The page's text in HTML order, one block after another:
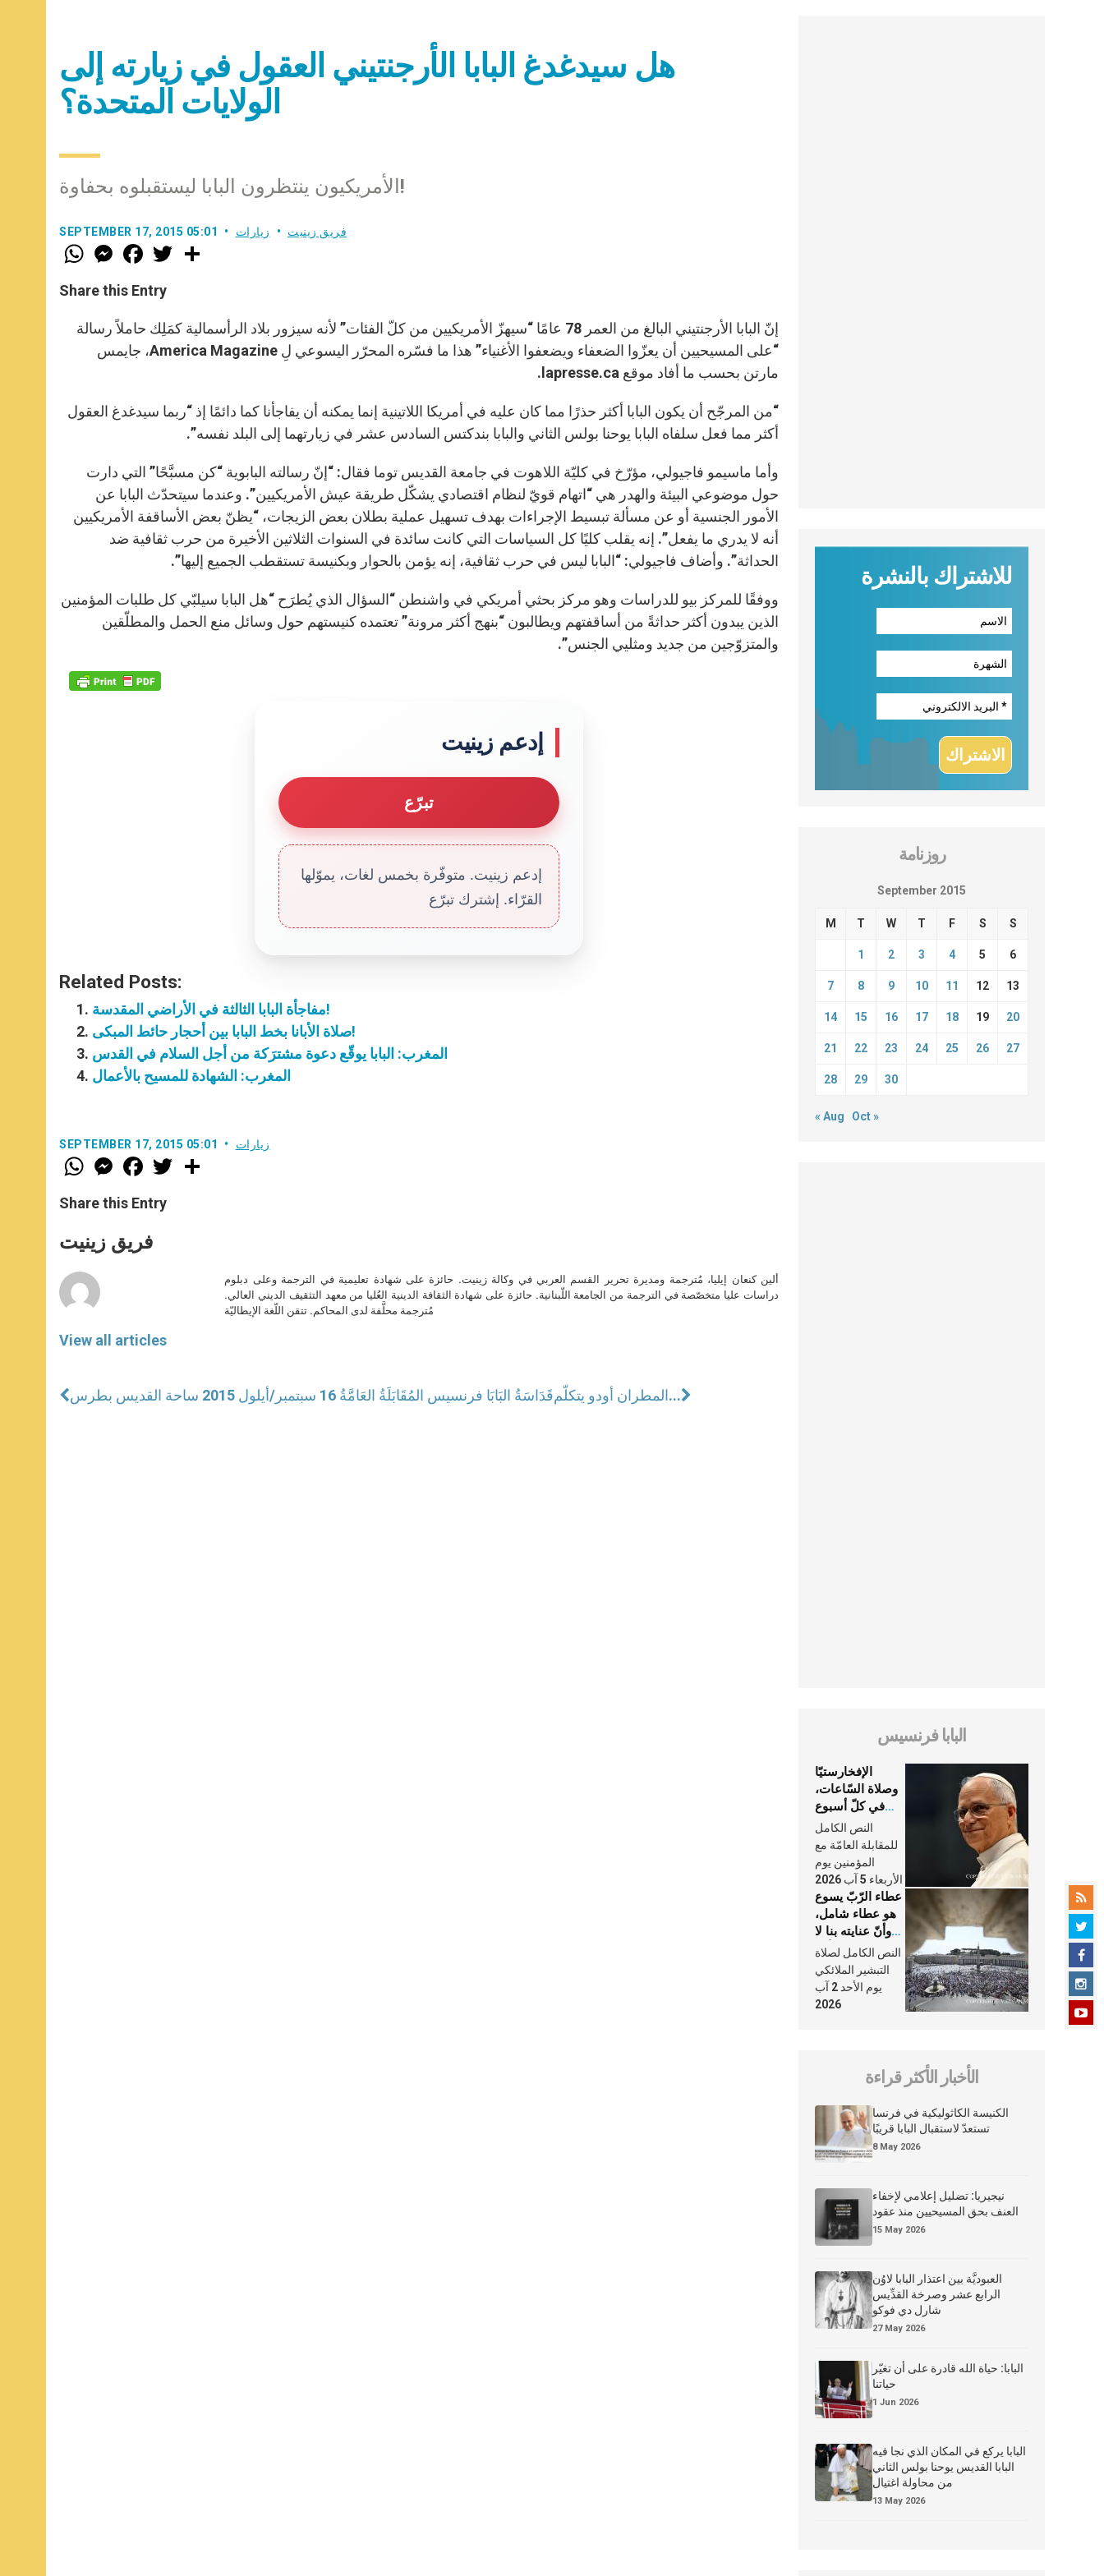
هل سيدغدغ البابا الأرجنتيني العقول في زيارته إلى
الولايات المتحدة؟
الأمريكيون ينتظرون البابا ليستقبلوه بحفاوة!
SEPTEMBER 17, 2015 05:01 فريق زينيت زيارات
W
h
t
s
p
p
M
e
s
e
g
e
r
F
a
e
b
o
k
w
r
Share this Entry
إنّ البابا الأرجنتيني البالغ من العمر 78 عامًا “سيهزّ الأمريكيين من كلّ الفئات” لأنه سيزور بلاد الرأسمالية كمَلِك حاملاً رسالة
“على المسيحيين أن يعزّوا الضعفاء ويضعفوا الأغنياء” هذا ما فسّره المحرّر اليسوعي لِ America Magazine، جايمس
مارتن بحسب ما أفاد موقع lapresse.ca
.
“من المرجّح أن يكون البابا أكثر حذرًا مما كان عليه في أمريكا اللاتينية إنما يمكنه أن يفاجأنا كما دائمًا إذ “ربما سيدغدغ العقول
أكثر مما فعل سلفاه البابا يوحنا بولس الثاني والبابا بندكتس السادس عشر في زيارتهما إلى البلد نفسه”.
وأما ماسيمو فاجيولي، مؤرّخ في كليّة اللاهوت في جامعة القديس توما فقال: “إنّ رسالته البابوية “كن مسبَّحًا” التي دارت
حول موضوعي البيئة والهدر هي “اتهام قويّ لنظام اقتصادي يشكّل طريقة عيش الأمريكيين”. وعندما سيتحدّث البابا عن
الأمور الجنسية أو عن مسألة تبسيط الإجراءات بهدف تسهيل عملية بطلان بعض الزيجات، “يظنّ بعض الأساقفة الأمريكيين
أنه لا يدري ما يفعل”. إنه يقلب كليًا كل السياسات التي كانت سائدة في السنوات الثلاثين الأخيرة من حرب ثقافية ضد
الحداثة”. وأضاف فاجيولي: “البابا ليس في حرب ثقافية، إنه يؤمن بالحوار وبكنيسة تستقطب الجميع إليها”.
ووفقًا للمركز بيو للدراسات وهو مركز بحثي أمريكي في واشنطن “السؤال الذي يُطرَح “هل البابا سيلبّي كل طلبات المؤمنين
الذين يبدون أكثر حداثةً من أساقفتهم ويطالبون “بنهج أكثر مرونة” تعتمده كنيستهم حول وسائل منع الحمل والمطلّقين
والمتزوّجين من جديد ومثليي الجنس”.
إدعم زينيت
تبرّع
إدعم زينيت. متوفّرة بخمس لغات، يموّلها
القرّاء. إشترك تبرّع
Related Posts:
مفاجأة البابا الثالثة في الأراضي المقدسة!
صلاة الأبانا بخط البابا بين أحجار حائط المبكى!
المغرب: البابا يوقّع دعوة مشترَكة من أجل السلام في القدس
المغرب: الشهادة للمسيح بالأعمال
SEPTEMBER 17, 2015 05:01 زيارات
W
h
t
s
p
p
M
e
s
e
g
e
F
a
e
b
o
k
w
Share this Entry
فريق زينيت
View all articles
ألين كنعان إيليا، مُترجمة ومديرة تحرير القسم العربي في وكالة زينيت. حائزة على شهادة تعليمية في الترجمة وعلى دبلوم
دراسات عليا متخصّصة في الترجمة من الجامعة اللّبنانية. حائزة على شهادة الثقافة الدينية العُليا من معهد التثقيف الديني العالي.
مُترجمة محلَّفة لدى المحاكم. تتقن اللّغة الإيطاليّة
قَدَاسَةُ البَابَا فرنسيس المُقَابَلَةُ العَامَّةُ 16 سبتمبر/أيلول 2015 ساحة القديس بطرس المطران أودو يتكلّم...
للاشتراك بالنشرة
روزنامة
September 2015
M T W T F S S
1 2 3 4 5 6
7 8 9 10 11 12 13
14 15 16 17 18 19 20
21 22 23 24 25 26 27
28 29 30
« Aug Oct »
البابا فرنسيس
الإفخارستيّا
وصلاة السّاعات،
في كلّ أسبوع
وكلّ يوم، هما
النَّفَس في حياة
الكنيسة
النص الكامل
للمقابلة العامّة مع
المؤمنين يوم
الأربعاء 5 آب 2026
عطاء الرّبّ يسوع
هو عطاء شامل،
وأنّ عنايته بنا لا
تغيب عنّا أبدًا
النص الكامل لصلاة
التبشير الملائكي
يوم الأحد 2 آب
2026
الأخبار الأكثر قراءة
الكنيسة الكاثوليكية في فرنسا
تستعدّ لاستقبال البابا قريبًا
8 May 2026
نيجيريا: تضليل إعلامي لإخفاء
العنف بحق المسيحيين منذ عقود
15 May 2026
العبوديَّة بين اعتذار البابا لاوُن
الرابع عشر وصرخة القدِّيس
شارل دي فوكو
27 May 2026
البابا: حياة الله قادرة على أن تغيّر
حياتنا
1 Jun 2026
البابا يركع في المكان الذي نجا فيه
البابا القديس يوحنا بولس الثاني
من محاولة اغتيال
13 May 2026